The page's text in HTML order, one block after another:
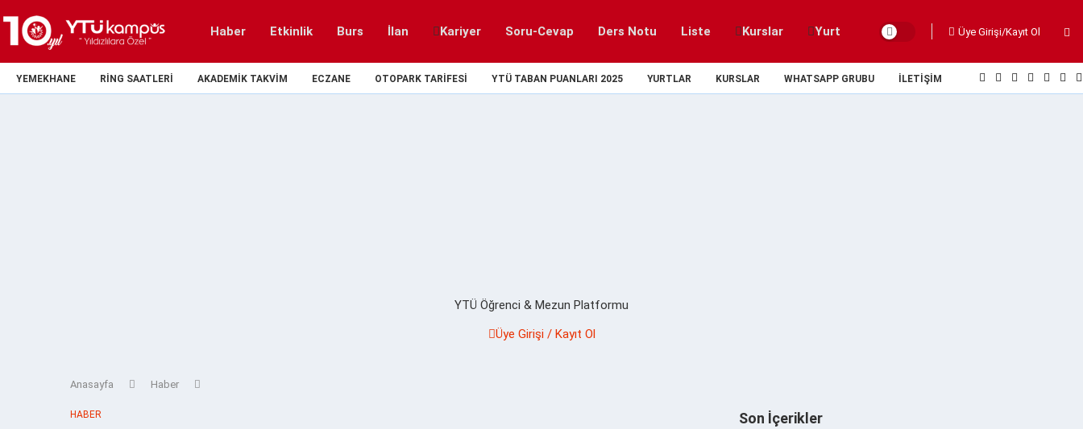
Haber Etkinlik Burs İlan Kariyer Soru-Cevap Ders Notu Liste Kurslar Yurt Üye Girişi/Kayıt Ol
YEMEKHANE RING SAATLERI AKADEMIK TAKVIM ECZANE OTOPARK TARIFESI YTÜ TABAN PUANLARI 2025 YURTLAR KURSLAR WHATSAPP GRUBU İLETIŞIM
YTÜ Öğrenci & Mezun Platformu
Üye Girişi / Kayıt Ol
Anasayfa Haber
HABER Son İçerikler